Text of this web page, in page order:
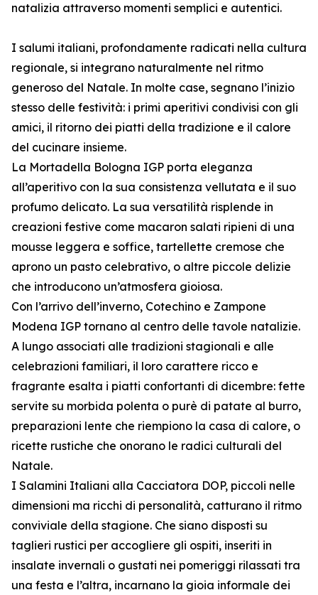
natalizia attraverso momenti semplici e autentici.
I salumi italiani, profondamente radicati nella cultura
regionale, si integrano naturalmente nel ritmo
generoso del Natale. In molte case, segnano l’inizio
stesso delle festività: i primi aperitivi condivisi con gli
amici, il ritorno dei piatti della tradizione e il calore
del cucinare insieme.
La Mortadella Bologna IGP porta eleganza
all’aperitivo con la sua consistenza vellutata e il suo
profumo delicato. La sua versatilità risplende in
creazioni festive come macaron salati ripieni di una
mousse leggera e soffice, tartellette cremose che
aprono un pasto celebrativo, o altre piccole delizie
che introducono un’atmosfera gioiosa.
Con l’arrivo dell’inverno, Cotechino e Zampone
Modena IGP tornano al centro delle tavole natalizie.
A lungo associati alle tradizioni stagionali e alle
celebrazioni familiari, il loro carattere ricco e
fragrante esalta i piatti confortanti di dicembre: fette
servite su morbida polenta o purè di patate al burro,
preparazioni lente che riempiono la casa di calore, o
ricette rustiche che onorano le radici culturali del
Natale.
I Salamini Italiani alla Cacciatora DOP, piccoli nelle
dimensioni ma ricchi di personalità, catturano il ritmo
conviviale della stagione. Che siano disposti su
taglieri rustici per accogliere gli ospiti, inseriti in
insalate invernali o gustati nei pomeriggi rilassati tra
una festa e l’altra, incarnano la gioia informale dei